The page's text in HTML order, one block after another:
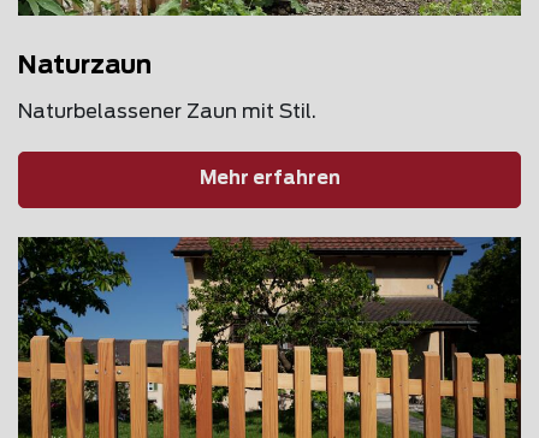
Naturzaun
Naturbelassener Zaun mit Stil.
Mehr erfahren